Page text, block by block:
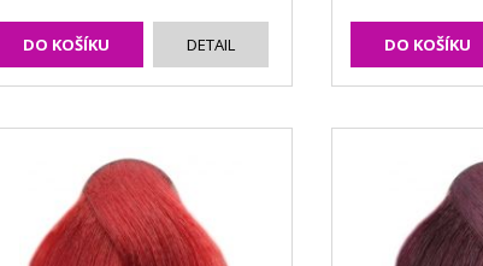
DO KOŠÍKU DETAIL DO KOŠÍKU